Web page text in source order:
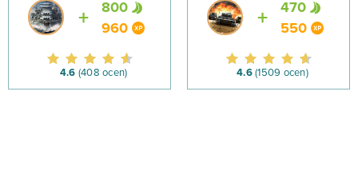
800
960
4.6 (408 ocen)
470
550
4.6(1509 ocen)